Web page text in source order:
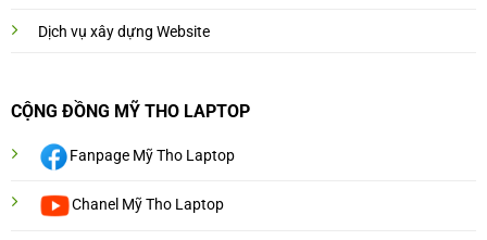
Dịch vụ xây dựng Website
CỘNG ĐỒNG MỸ THO LAPTOP
Fanpage Mỹ Tho Laptop
Chanel Mỹ Tho Laptop